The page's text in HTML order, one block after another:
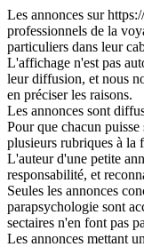
Les annonces sur
professionnels de la
particuliers dans leur
L'affichage n'est pas
leur diffusion, et nous
en préciser les raisons.
Les annonces sont
Pour que chacun
plusieurs rubriques à la
L'auteur d'une petite
responsabilité, et
Seules les annonces
parapsychologie sont
sectaires n'en font pas
Les annonces mettant